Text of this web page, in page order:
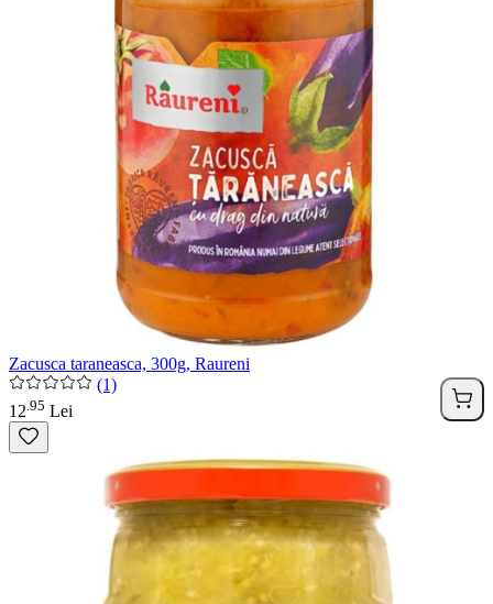
Zacusca taraneasca, 300g, Raureni
(1)
12 95 Lei